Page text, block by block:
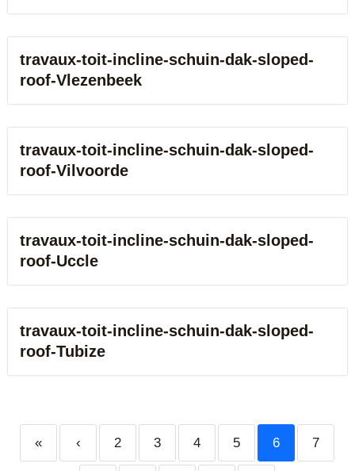
travaux-toit-incline-schuin-dak-sloped-
roof-Vlezenbeek
travaux-toit-incline-schuin-dak-sloped-
roof-Vilvoorde
travaux-toit-incline-schuin-dak-sloped-
roof-Uccle
travaux-toit-incline-schuin-dak-sloped-
roof-Tubize
« ‹ 2 3 4 5 6 7